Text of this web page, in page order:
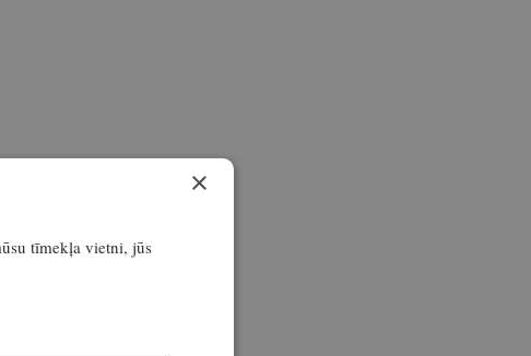
×
tīmekļa vietni, jūs